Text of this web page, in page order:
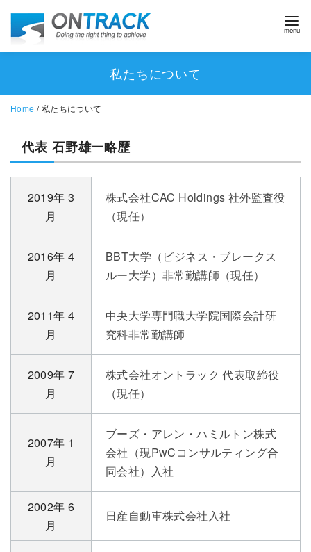
私たちについて
Home / 私たちについて
代表 石野雄一略歴
2019年 3
月
株式会社CAC Holdings 社外監査役
（現任）
2016年 4
月
BBT大学（ビジネス・ブレークス
ルー大学）非常勤講師（現任）
2011年 4
月
中央大学専門職大学院国際会計研
究科非常勤講師
2009年 7
月
株式会社オントラック 代表取締役
（現任）
2007年 1
月
ブーズ・アレン・ハミルトン株式
会社（現PwCコンサルティング合
同会社）入社
2002年 6
月
日産自動車株式会社入社